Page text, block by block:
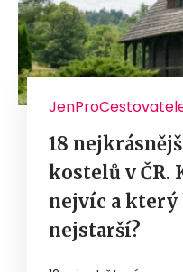
18
kostelů v ČR.
nejvíc a který
nejstarší?